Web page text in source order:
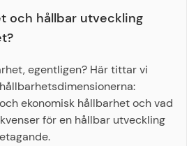
och hållbar utveckling
egentligen? Här tittar vi
ekonomisk hållbarhet och vad
för en hållbar utveckling